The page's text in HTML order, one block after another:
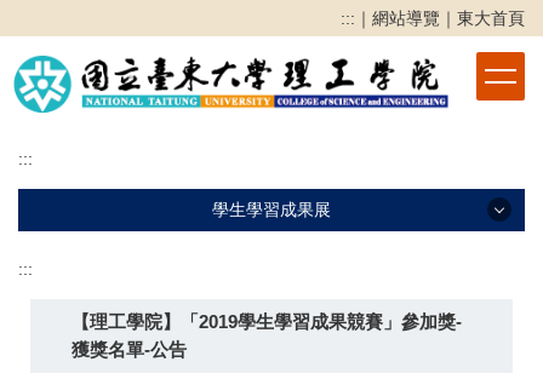
到
主
要
區
::: ｜ 網站導覽 ｜ 東大首頁
:::
學生學習成果展
2025學生學習成果展
:::
【理工學院】「2019學生學習成果競賽」參加獎-
獲獎名單-公告